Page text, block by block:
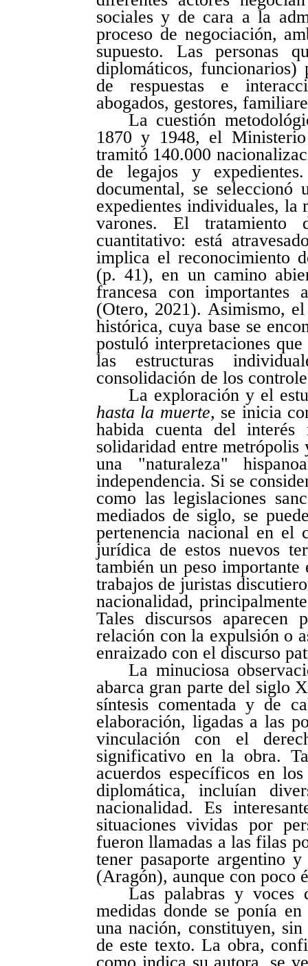
sociales y de cara a la
proceso de negociación,
supuesto. Las personas
diplomáticos, funcionarios)
de respuestas e
abogados, gestores,
La cuestión
1870 y 1948, el
tramitó 140.000
de legajos y
documental, se seleccionó
expedientes individuales, la
varones. El
cuantitativo: está
implica el reconocimiento
(p. 41), en un camino
francesa con importantes
(Otero, 2021). Asimismo,
histórica, cuya base se
postuló interpretaciones
las estructuras
consolidación de los
La exploración y el
hasta la muerte, se inicia
habida cuenta del interés
solidaridad entre metrópolis
una "naturaleza"
independencia. Si se
como las legislaciones
mediados de siglo, se
pertenencia nacional en el
jurídica de estos nuevos
también un peso
trabajos de juristas
nacionalidad,
Tales discursos aparecen
relación con la expulsión o
enraizado con el discurso
La minuciosa
abarca gran parte del siglo
síntesis comentada y de
elaboración, ligadas a las
vinculación con el
significativo en la obra.
acuerdos específicos en
diplomática, incluían
nacionalidad. Es
situaciones vividas por
fueron llamadas a las filas
tener pasaporte argentino
(Aragón), aunque con poco
Las palabras y voces
medidas donde se ponía
una nación, constituyen, sin
de este texto. La obra,
como indica su autora, se